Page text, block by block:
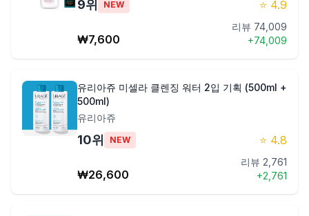
9위 NEW ⭐ 4.9
₩7,600
리뷰 74,009
+74,009
유리아쥬 미셀라 클렌징 워터 2입 기획 (500ml +
500ml)
유리아쥬
10위 NEW ⭐ 4.8
₩26,600
리뷰 2,761
+2,761